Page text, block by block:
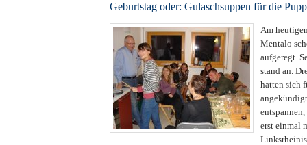
Geburtstag oder: Gulaschsuppen für die
Am
Mentalo
aufgeregt.
stand an.
hatten sich
erst einmal